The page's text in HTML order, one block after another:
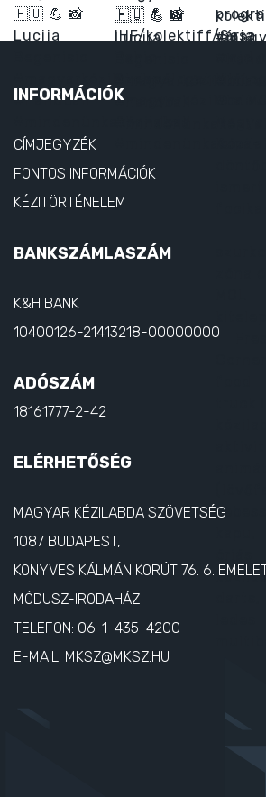
INFORMÁCIÓK
CÍMJEGYZÉK
FONTOS INFORMÁCIÓK
KÉZITÖRTÉNELEM
BANKSZÁMLASZÁM
K&H BANK
10400126-21413218-00000000
ADÓSZÁM
18161777-2-42
ELÉRHETŐSÉG
MAGYAR KÉZILABDA SZÖVETSÉG
1087 BUDAPEST,
KÖNYVES KÁLMÁN KÖRÚT 76. 6. EMELET
MÓDUSZ-IRODAHÁZ
TELEFON: 06-1-435-4200
E-MAIL: MKSZ@MKSZ.HU